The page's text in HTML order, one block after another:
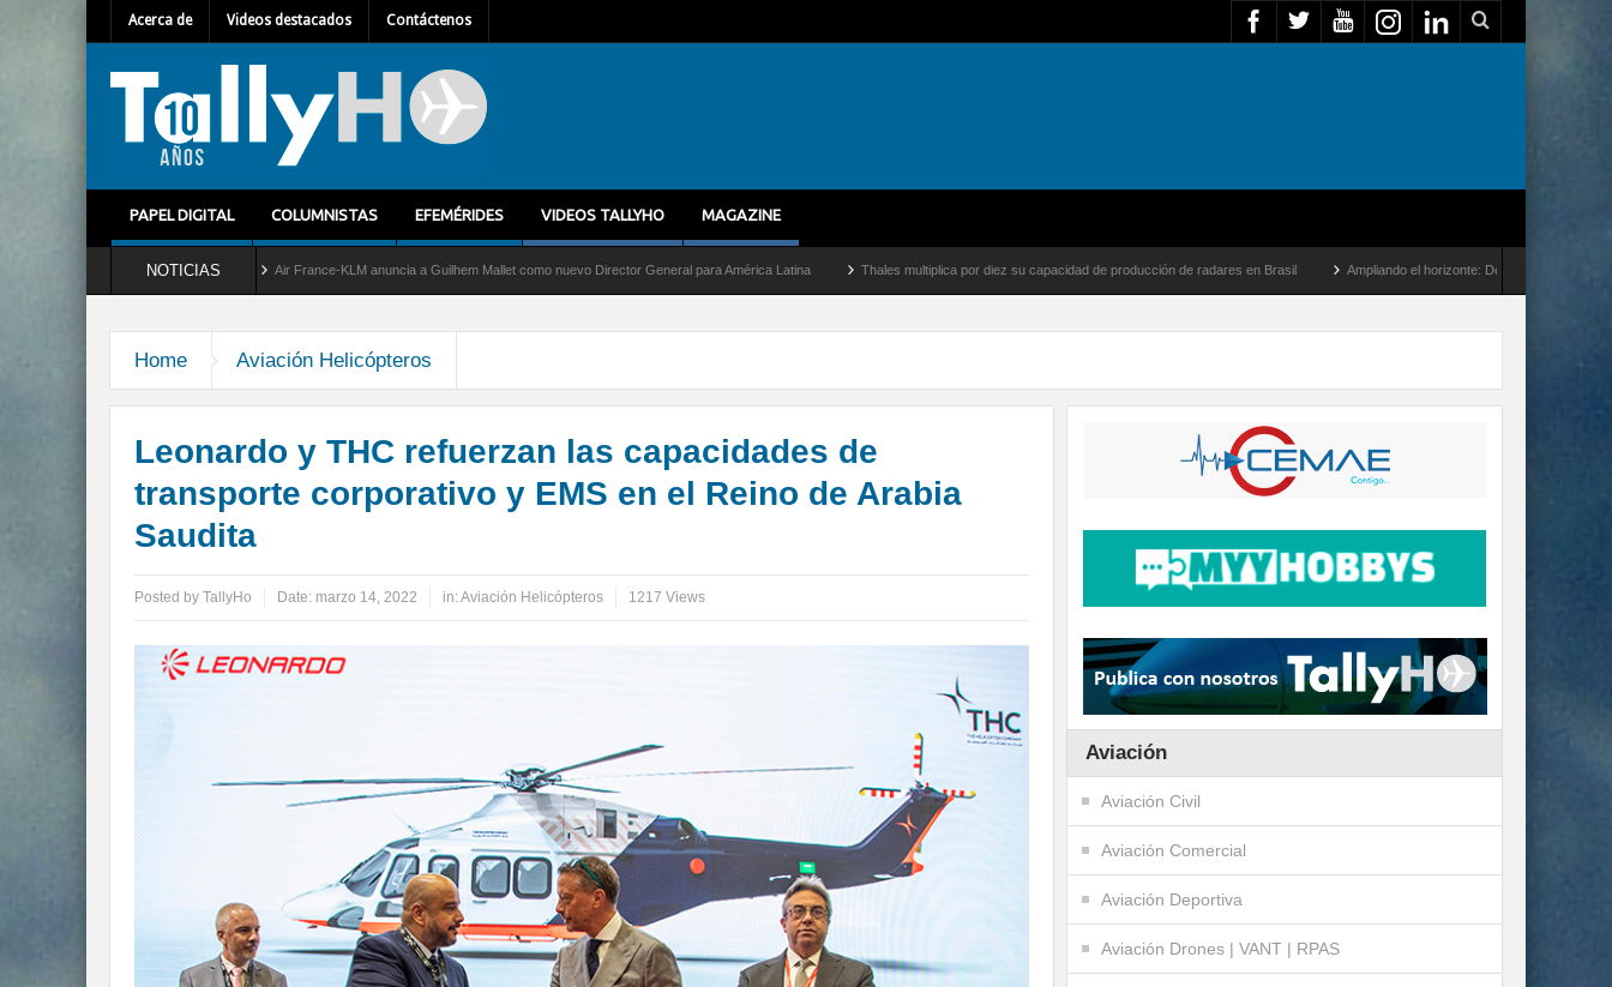
Acerca de Videos destacados Contáctenos
PAPEL DIGITAL COLUMNISTAS EFEMÉRIDES VIDEOS TALLYHO MAGAZINE
NOTICIASAir France-KLM anuncia a Guilhem Mallet como nuevo Director General para América Latina Thales multiplica por diez su capacidad de producción de radares en Brasil Ampliando el horizonte: Dentro del vuelo de desarrollo más
Home Aviación Helicópteros
Leonardo y THC refuerzan las capacidades de
transporte corporativo y EMS en el Reino de Arabia
Saudita
Posted by TallyHo Date: marzo 14, 2022 in:Aviación Helicópteros 1217 Views
Aviación
Aviación Civil
Aviación Comercial
Aviación Deportiva
Aviación Drones | VANT | RPAS